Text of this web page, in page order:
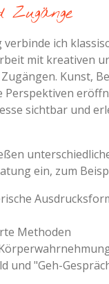
Zugänge
ich
mit kreativen
Kunst,
sichtbar und
ein, zum
Methoden
und "Geh-